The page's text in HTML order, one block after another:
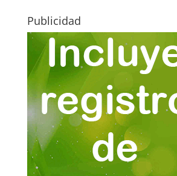
Publicidad